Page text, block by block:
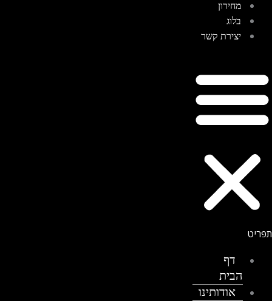
מחירון
בלוג
יצירת קשר
דף
הבית
אודותינו